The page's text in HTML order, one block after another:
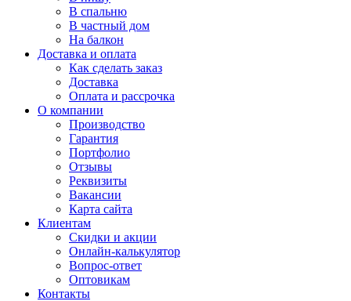
В спальню
В частный дом
На балкон
Доставка и оплата
Как сделать заказ
Доставка
Оплата и рассрочка
О компании
Производство
Гарантия
Портфолио
Отзывы
Реквизиты
Вакансии
Карта сайта
Клиентам
Скидки и акции
Онлайн-калькулятор
Вопрос-ответ
Оптовикам
Контакты